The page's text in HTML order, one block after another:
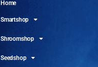
Home
Smartshop
Shroomshop
Seedshop